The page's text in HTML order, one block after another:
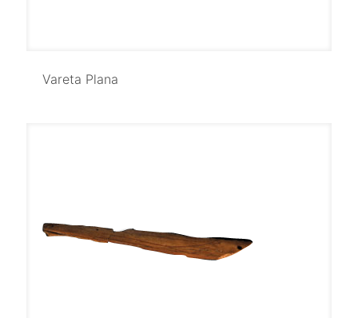
Vareta Plana